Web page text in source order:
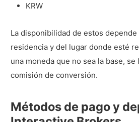
KRW
La disponibilidad de estos depende
residencia y del lugar donde esté
una moneda que no sea la base,
comisión de conversión.
Métodos de pago y